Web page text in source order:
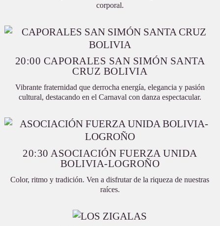
corporal.
20:00 CAPORALES SAN SIMÓN SANTA
CRUZ BOLIVIA
Vibrante fraternidad que derrocha energía, elegancia y pasión
cultural, destacando en el Carnaval con danza espectacular.
20:30 ASOCIACIÓN FUERZA UNIDA
BOLIVIA-LOGROÑO
Color, ritmo y tradición. Ven a disfrutar de la riqueza de nuestras
raíces.